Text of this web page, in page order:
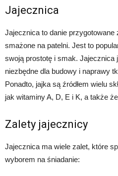
Jajecznica
Jajecznica to danie przygotowane
smażone na patelni. Jest to
swoją prostotę i smak. Jajecznica
niezbędne dla budowy i naprawy
Ponadto, jajka są źródłem wielu
jak witaminy A, D, E i K, a także
Zalety jajecznicy
Jajecznica ma wiele zalet, które
wyborem na śniadanie: